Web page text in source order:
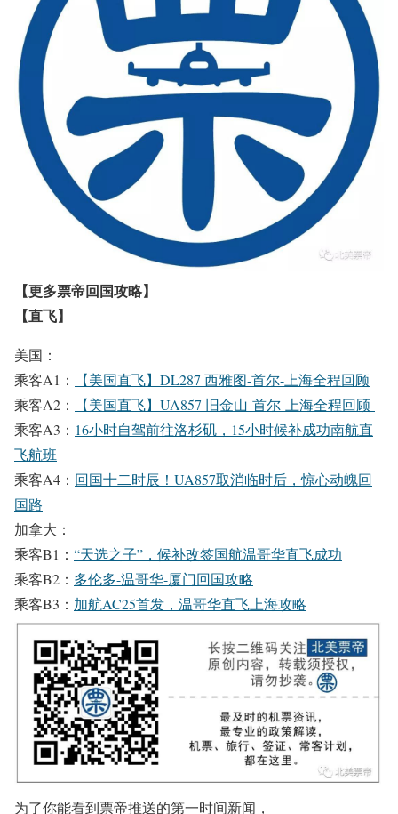
【更多票帝回国攻略】
【直飞】
美国：
乘客A1：
【美国直飞】DL287 西雅图-首尔-上海全程回顾
乘客A2：
【美国直飞】UA857 旧金山-首尔-上海全程回顾
乘客A3： 16小时自驾前往洛杉矶，15小时候补成功南航直
飞航班
乘客A4： 回国十二时辰！UA857取消临时后，惊心动魄回
国路
加拿大：
乘客B1： “天选之子”，候补改签国航温哥华直飞成功
乘客B2： 多伦多-温哥华-厦门回国攻略
乘客B3： 加航AC25首发，温哥华直飞上海攻略
为了你能看到票帝推送的第一时间新闻，